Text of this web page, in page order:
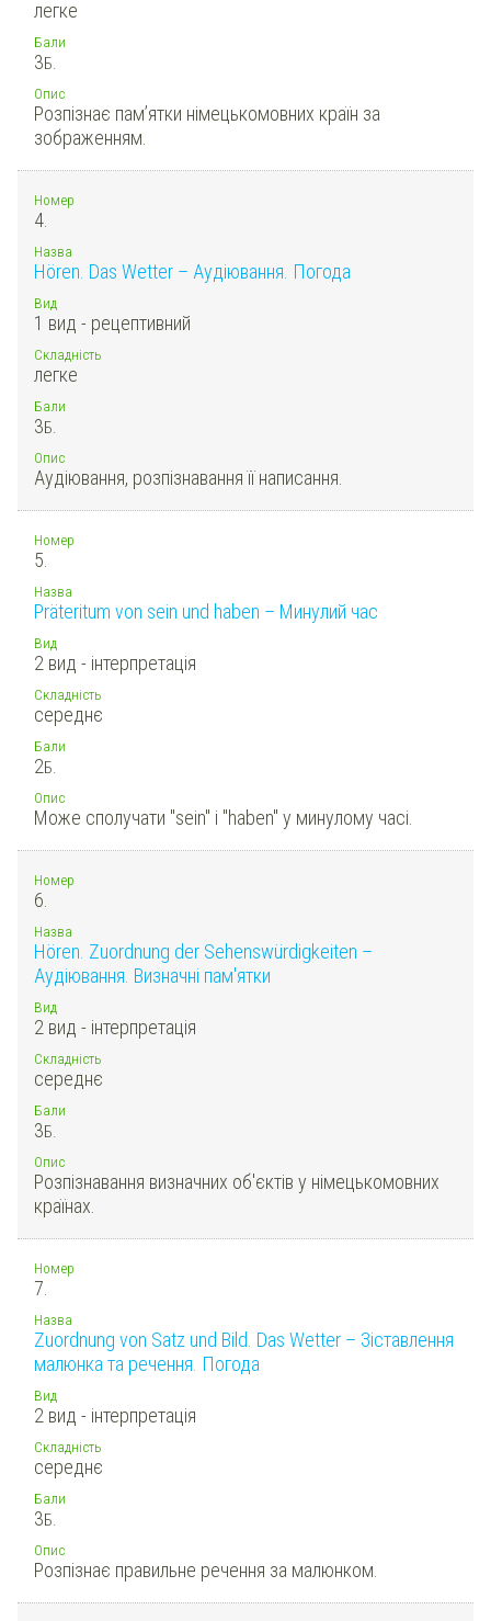
легке
Бали
3Б.
Опис
Розпізнає пам’ятки німецькомовних країн за
зображенням.
Номер
4.
Назва
Hören. Das Wetter – Аудіювання. Погода
Вид
1 вид - рецептивний
Складність
легке
Бали
3Б.
Опис
Аудіювання, розпізнавання її написання.
Номер
5.
Назва
Präteritum von sein und haben – Минулий час
Вид
2 вид - інтерпретація
Складність
середнє
Бали
2Б.
Опис
Може сполучати "sein" і "haben" у минулому часі.
Номер
6.
Назва
Hören. Zuordnung der Sehenswürdigkeiten –
Аудіювання. Визначні пам'ятки
Вид
2 вид - інтерпретація
Складність
середнє
Бали
3Б.
Опис
Розпізнавання визначних об'єктів у німецькомовних
країнах.
Номер
7.
Назва
Zuordnung von Satz und Bild. Das Wetter – Зіставлення
малюнка та речення. Погода
Вид
2 вид - інтерпретація
Складність
середнє
Бали
3Б.
Опис
Розпізнає правильне речення за малюнком.